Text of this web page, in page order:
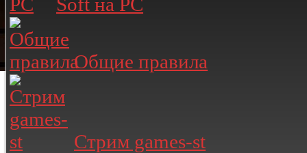
Общие правила
Стрим games-st